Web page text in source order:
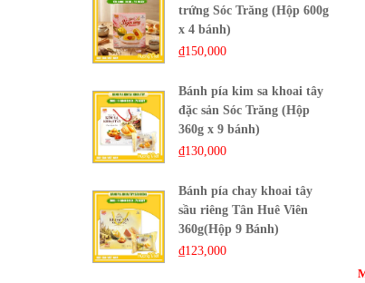
trứng Sóc Trăng (Hộp 600g
x 4 bánh)
₫150,000
Bánh pía kim sa khoai tây
đặc sản Sóc Trăng (Hộp
360g x 9 bánh)
₫130,000
Bánh pía chay khoai tây
sầu riêng Tân Huê Viên
360g(Hộp 9 Bánh)
₫123,000